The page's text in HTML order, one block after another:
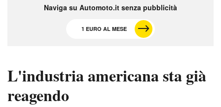
Naviga su Automoto.it senza pubblicità
1 EURO AL MESE
L'industria americana sta già
reagendo